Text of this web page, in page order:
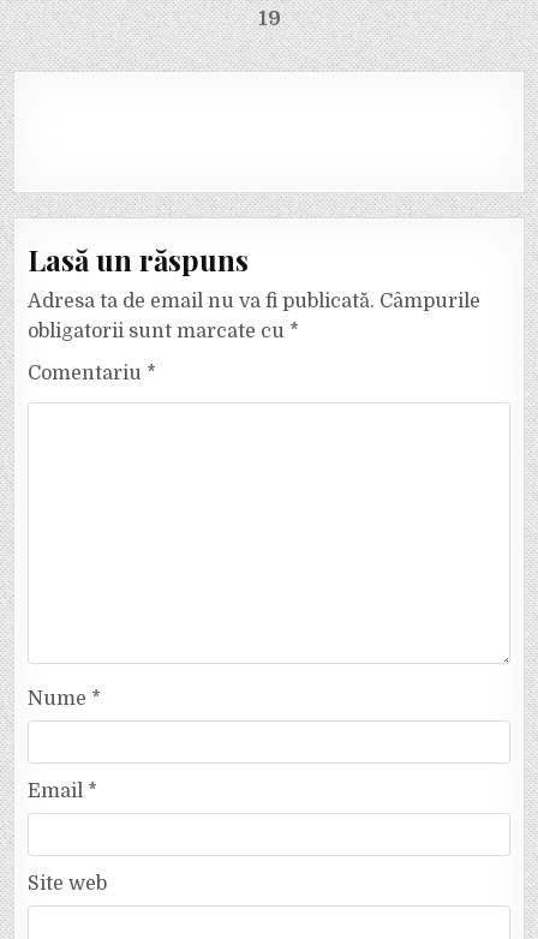
19
Lasă un răspuns
Adresa ta de email nu va fi publicată. Câmpurile
obligatorii sunt marcate cu *
Comentariu *
Nume *
Email *
Site web